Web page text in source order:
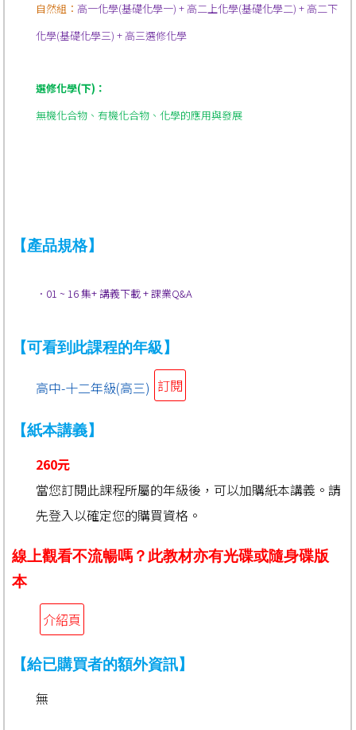
自然組： 高一化學(基礎化學一) + 高二上化學(基礎化學二) + 高二下
化學(基礎化學三) + 高三選修化學
選修化學(下)：
無機化合物、有機化合物、化學的應用與發展
【產品規格】
．01 ~ 16 集+ 講義下載 + 課業Q&A
【可看到此課程的年級】
高中-十二年級(高三) 訂閱
【紙本講義】
260元
當您訂閱此課程所屬的年級後，可以加購紙本講義。請
先登入以確定您的購買資格。
線上觀看不流暢嗎？此教材亦有光碟或隨身碟版
本
介紹頁
【給已購買者的額外資訊】
無